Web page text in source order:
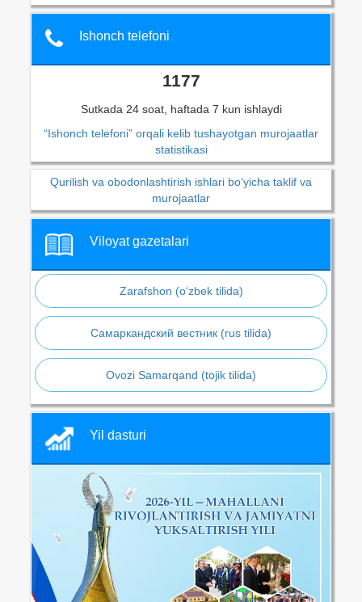
Ishonch telefoni
1177
Sutkada 24 soat, haftada 7 kun ishlaydi
“Ishonch telefoni” orqali kelib tushayotgan murojaatlar
statistikasi
Qurilish va obodonlashtirish ishlari bo‘yicha taklif va
murojaatlar
Viloyat gazetalari
Zarafshon (o‘zbek tilida)
Самаркандский вестник (rus tilida)
Ovozi Samarqand (tojik tilida)
Yil dasturi